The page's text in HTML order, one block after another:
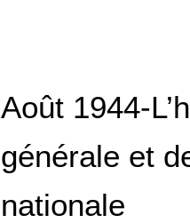
Août 1944-
générale et
nationale